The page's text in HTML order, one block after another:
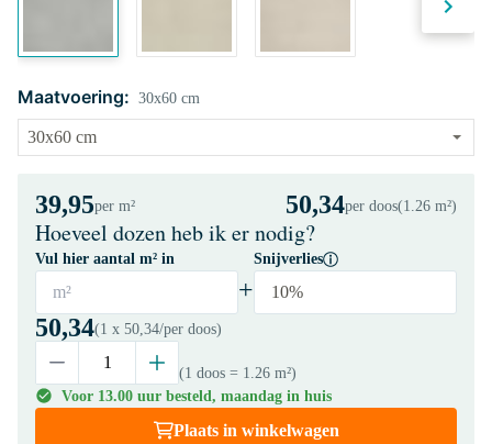
Maatvoering: 30x60 cm
39,95per m² 50,34per doos(1.26 m²)
Hoeveel dozen heb ik er nodig?
Vul hier aantal m² in
m² +
Snijverlies
10%
50,34(1 x 50,34/per doos)
(1 doos = 1.26 m²)
Voor 13.00 uur besteld, maandag in huis
Plaats in winkelwagen